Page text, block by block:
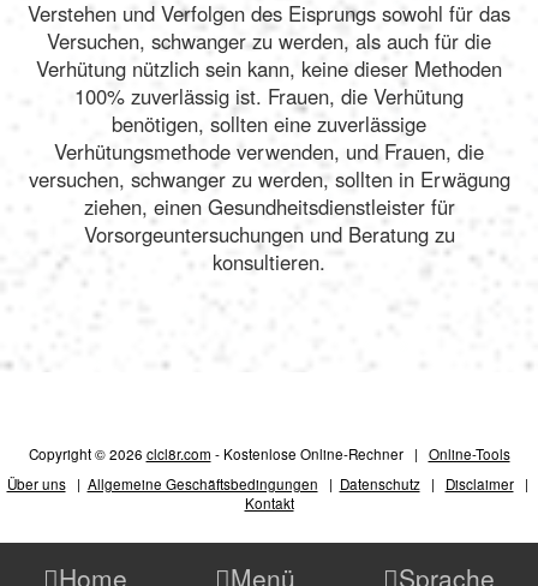
Verstehen und Verfolgen des Eisprungs sowohl für das
Versuchen, schwanger zu werden, als auch für die
Verhütung nützlich sein kann, keine dieser Methoden
100% zuverlässig ist. Frauen, die Verhütung
benötigen, sollten eine zuverlässige
Verhütungsmethode verwenden, und Frauen, die
versuchen, schwanger zu werden, sollten in Erwägung
ziehen, einen Gesundheitsdienstleister für
Vorsorgeuntersuchungen und Beratung zu
konsultieren.
Copyright © 2026 clcl8r.com - Kostenlose Online-Rechner | Online-Tools
Über uns| Allgemeine Geschäftsbedingungen | Datenschutz| Disclaimer|
Kontakt
Home Menü Sprache